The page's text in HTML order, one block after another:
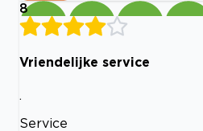
8
Vriendelijke service
.
Service